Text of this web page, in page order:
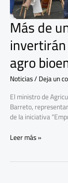
Más de
agro
Noticias/Deja un
El ministro de
Barreto,
de la iniciativa
desarrollo
de
agro
bioemprendimientos
juveniles
Leer más »